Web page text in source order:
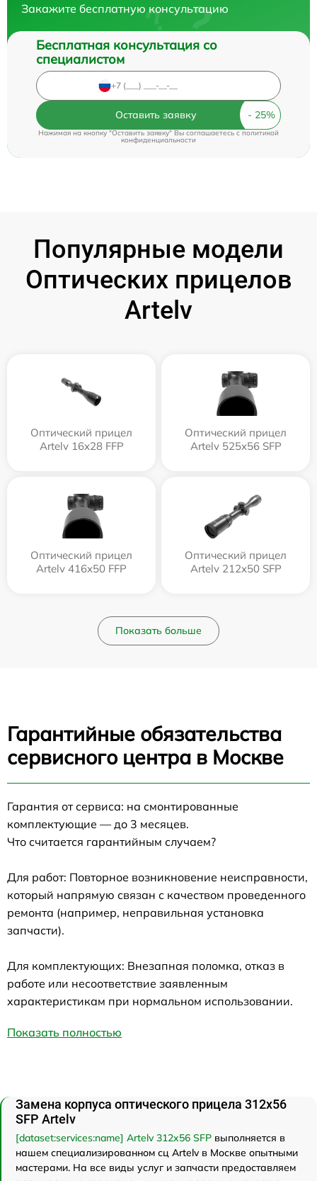
Закажите бесплатную консультацию
Бесплатная консультация со
специалистом
Оставить заявку
Нажимая на кнопку "Оставить заявку" Вы соглашаетесь cполитикой
конфиденциальности
Популярные модели
Оптических прицелов
Artelv
Оптический прицел
Artelv 16x28 FFP
Оптический прицел
Artelv 525x56 SFP
Оптический прицел
Artelv 416x50 FFP
Оптический прицел
Artelv 212x50 SFP
Показать больше
Гарантийные обязательства
сервисного центра в Москве
Гарантия от сервиса: на смонтированные
комплектующие — до 3 месяцев.
Что считается гарантийным случаем?
Для работ: Повторное возникновение неисправности,
который напрямую связан с качеством проведенного
ремонта (например, неправильная установка
запчасти).
Для комплектующих: Внезапная поломка, отказ в
работе или несоответствие заявленным
характеристикам при нормальном использовании.
Показать полностью
Замена корпуса оптического прицела 312x56
SFP Artelv
[dataset:services:name] Artelv 312x56 SFP выполняется в
нашем специализированном сц Artelv в Москве опытными
мастерами. На все виды услуг и запчасти предоставляем